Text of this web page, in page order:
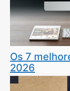
Os 7
2026